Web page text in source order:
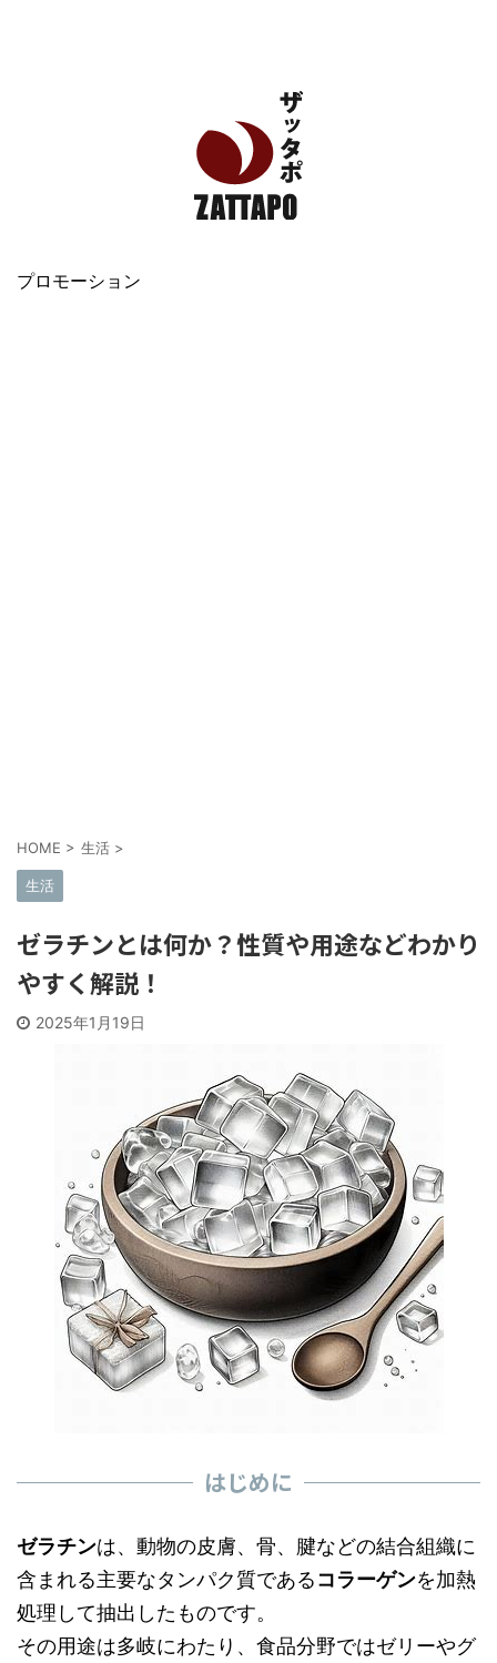
プロモーション
HOME > 生活 >
生活
ゼラチンとは何か？性質や用途などわかり
やすく解説！
2025年1月19日
はじめに
ゼラチンは、動物の皮膚、骨、腱などの結合組織に
含まれる主要なタンパク質であるコラーゲンを加熱
処理して抽出したものです。
その用途は多岐にわたり、食品分野ではゼリーやグ